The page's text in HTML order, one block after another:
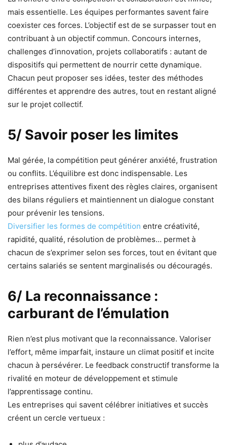
mais essentielle. Les équipes performantes savent faire
coexister ces forces. L’objectif est de se surpasser tout en
contribuant à un objectif commun. Concours internes,
challenges d’innovation, projets collaboratifs : autant de
dispositifs qui permettent de nourrir cette dynamique.
Chacun peut proposer ses idées, tester des méthodes
différentes et apprendre des autres, tout en restant aligné
sur le projet collectif.
5/ Savoir poser les limites
Mal gérée, la compétition peut générer anxiété, frustration
ou conflits. L’équilibre est donc indispensable. Les
entreprises attentives fixent des règles claires, organisent
des bilans réguliers et maintiennent un dialogue constant
pour prévenir les tensions.
Diversifier les formes de compétition entre créativité,
rapidité, qualité, résolution de problèmes… permet à
chacun de s’exprimer selon ses forces, tout en évitant que
certains salariés se sentent marginalisés ou découragés.
6/ La reconnaissance :
carburant de l’émulation
Rien n’est plus motivant que la reconnaissance. Valoriser
l’effort, même imparfait, instaure un climat positif et incite
chacun à persévérer. Le feedback constructif transforme la
rivalité en moteur de développement et stimule
l’apprentissage continu.
Les entreprises qui savent célébrer initiatives et succès
créent un cercle vertueux :